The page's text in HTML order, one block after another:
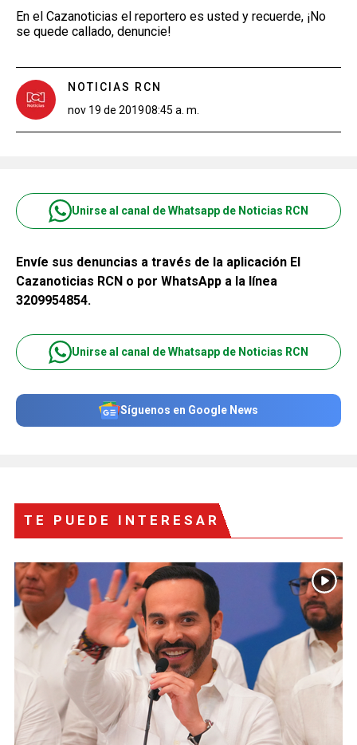
En el Cazanoticias el reportero es usted y recuerde, ¡No
se quede callado, denuncie!
NOTICIAS RCN
nov 19 de 201908:45 a. m.
Unirse al canal de Whatsapp de Noticias RCN
Envíe sus denuncias a través de la aplicación El
Cazanoticias RCN o por WhatsApp a la línea
3209954854.
Unirse al canal de Whatsapp de Noticias RCN
Síguenos en Google News
TE PUEDE INTERESAR